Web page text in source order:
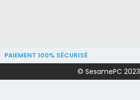
PAIEMENT 100% SÉCURISÉ
© SesamePC 2023